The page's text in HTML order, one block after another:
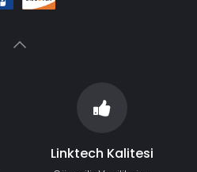
Linktech Kalitesi